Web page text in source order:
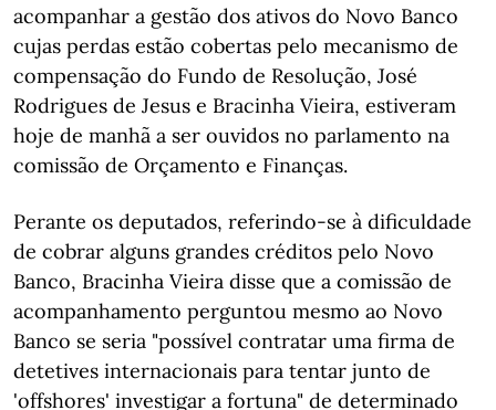
acompanhar a gestão dos ativos do Novo Banco
cujas perdas estão cobertas pelo mecanismo de
compensação do Fundo de Resolução, José
Rodrigues de Jesus e Bracinha Vieira, estiveram
hoje de manhã a ser ouvidos no parlamento na
comissão de Orçamento e Finanças.
Perante os deputados, referindo-se à dificuldade
de cobrar alguns grandes créditos pelo Novo
Banco, Bracinha Vieira disse que a comissão de
acompanhamento perguntou mesmo ao Novo
Banco se seria "possível contratar uma firma de
detetives internacionais para tentar junto de
'offshores' investigar a fortuna" de determinado